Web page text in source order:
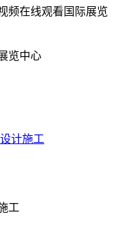
在线观看国际展览
览中心
工